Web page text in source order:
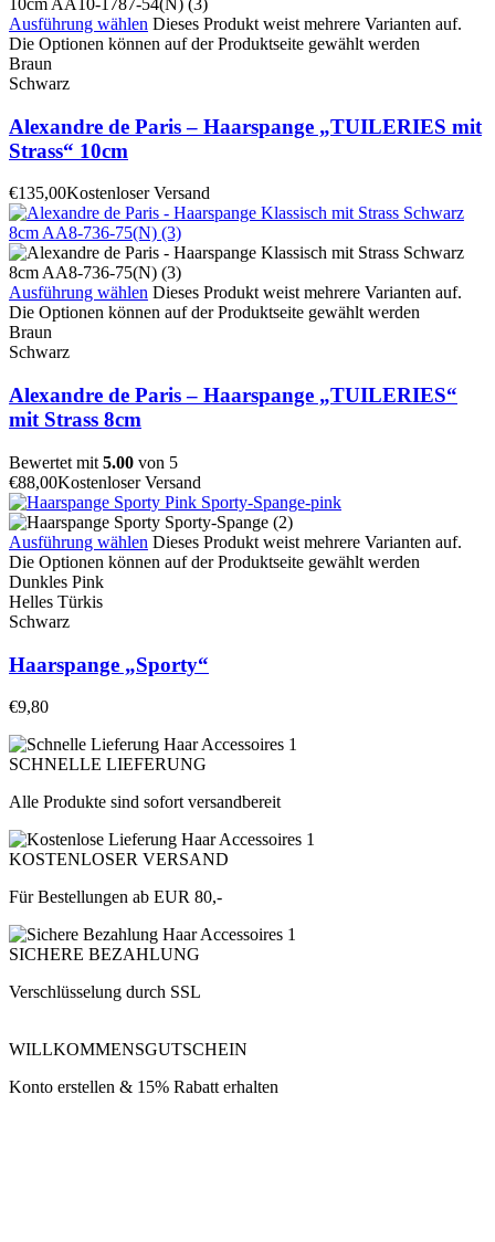
Ausführung wählen Dieses Produkt weist mehrere Varianten auf.
Die Optionen können auf der Produktseite gewählt werden
Braun
Schwarz
Alexandre de Paris – Haarspange „TUILERIES mit
Strass“ 10cm
€135,00Kostenloser Versand
Ausführung wählen Dieses Produkt weist mehrere Varianten auf.
Die Optionen können auf der Produktseite gewählt werden
Braun
Schwarz
Alexandre de Paris – Haarspange „TUILERIES“
mit Strass 8cm
Bewertet mit 5.00 von 5
€88,00Kostenloser Versand
Ausführung wählen Dieses Produkt weist mehrere Varianten auf.
Die Optionen können auf der Produktseite gewählt werden
Dunkles Pink
Helles Türkis
Schwarz
Haarspange „Sporty“
€9,80
SCHNELLE LIEFERUNG
Alle Produkte sind sofort versandbereit
KOSTENLOSER VERSAND
Für Bestellungen ab EUR 80,-
SICHERE BEZAHLUNG
Verschlüsselung durch SSL
WILLKOMMENSGUTSCHEIN
Konto erstellen & 15% Rabatt erhalten